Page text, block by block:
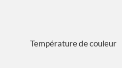
Température de couleur